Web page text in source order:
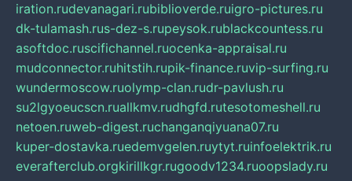
iration.rudevanagari.rubiblioverde.ruigro-pictures.ru
dk-tulamash.rus-dez-s.rupeysok.rublackcountess.ru
asoftdoc.ruscifichannel.ruocenka-appraisal.ru
mudconnector.ruhitstih.rupik-finance.ruvip-surfing.ru
wundermoscow.ruolymp-clan.rudr-pavlush.ru
su2lgyoeucscn.ruallkmv.rudhgfd.rutesotomeshell.ru
netoen.ruweb-digest.ruchanganqiyuana07.ru
kuper-dostavka.ruedemvgelen.ruytyt.ruinfoelektrik.ru
everafterclub.orgkirillkgr.rugoodv1234.ruoopslady.ru